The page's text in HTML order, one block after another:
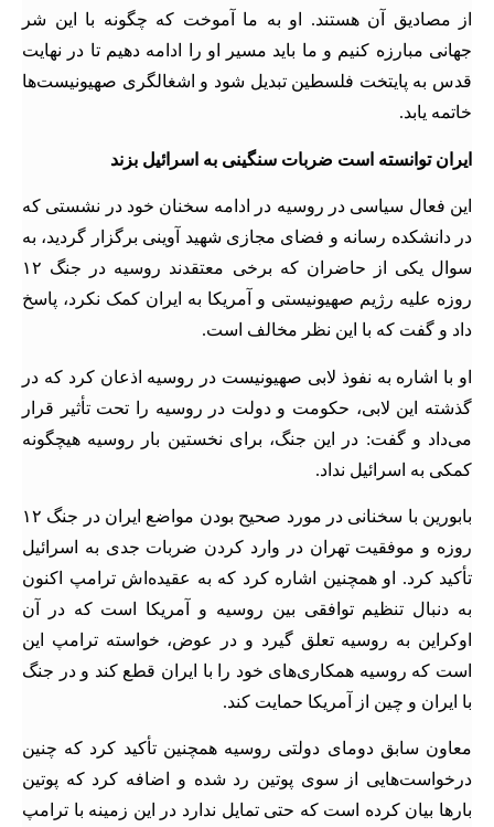
از مصادیق آن هستند. او به ما آموخت که چگونه با این شر
جهانی مبارزه کنیم و ما باید مسیر او را ادامه دهیم تا در نهایت
قدس به پایتخت فلسطین تبدیل شود و اشغالگری صهیونیست‌ها
خاتمه یابد.
ایران توانسته است ضربات سنگینی به اسرائیل بزند
این فعال سیاسی در روسیه در ادامه سخنان خود در نشستی که
در دانشکده رسانه و فضای مجازی شهید آوینی برگزار گردید، به
سوال یکی از حاضران که برخی معتقدند روسیه در جنگ ۱۲
روزه علیه رژیم صهیونیستی و آمریکا به ایران کمک نکرد، پاسخ
داد و گفت که با این نظر مخالف است.
او با اشاره به نفوذ لابی صهیونیست در روسیه اذعان کرد که در
گذشته این لابی، حکومت و دولت در روسیه را تحت تأثیر قرار
می‌داد و گفت: در این جنگ، برای نخستین بار روسیه هیچگونه
کمکی به اسرائیل نداد.
بابورین با سخنانی در مورد صحیح بودن مواضع ایران در جنگ ۱۲
روزه و موفقیت تهران در وارد کردن ضربات جدی به اسرائیل
تأکید کرد. او همچنین اشاره کرد که به عقیده‌اش ترامپ اکنون
به دنبال تنظیم توافقی بین روسیه و آمریکا است که در آن
اوکراین به روسیه تعلق گیرد و در عوض، خواسته ترامپ این
است که روسیه همکاری‌های خود را با ایران قطع کند و در جنگ
با ایران و چین از آمریکا حمایت کند.
معاون سابق دومای دولتی روسیه همچنین تأکید کرد که چنین
درخواست‌هایی از سوی پوتین رد شده و اضافه کرد که پوتین
بارها بیان کرده است که حتی تمایل ندارد در این زمینه با ترامپ